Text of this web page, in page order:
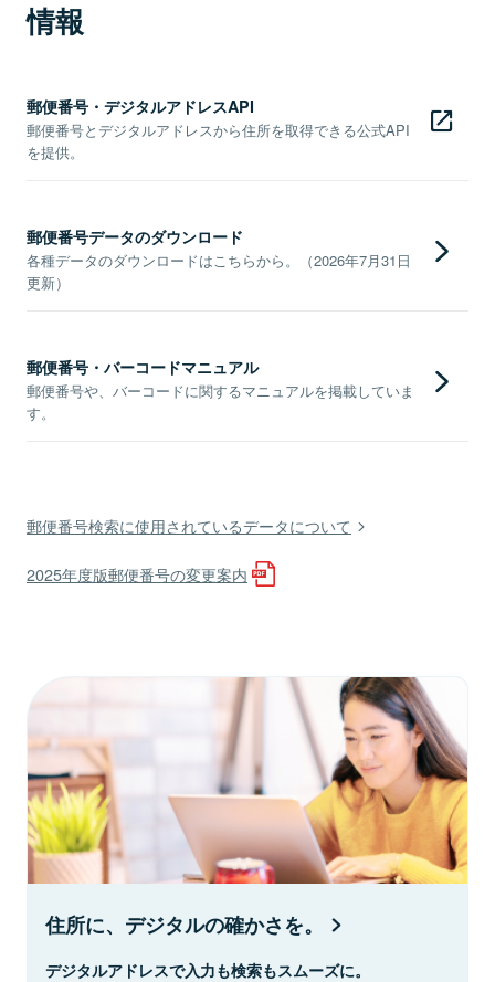
情報
郵便番号・デジタルアドレスAPI
郵便番号とデジタルアドレスから住所を取得できる公式API
を提供。
郵便番号データのダウンロード
各種データのダウンロードはこちらから。（2026年7月31日
更新）
郵便番号・バーコードマニュアル
郵便番号や、バーコードに関するマニュアルを掲載していま
す。
郵便番号検索に使用されているデータについて
2025年度版郵便番号の変更案内
住所に、デジタルの確かさを。
デジタルアドレスで入力も検索もスムーズに。